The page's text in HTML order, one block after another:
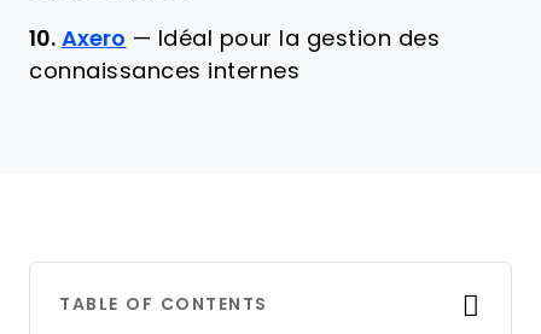
10. Axero — Idéal pour la gestion des
connaissances internes
TABLE OF CONTENTS